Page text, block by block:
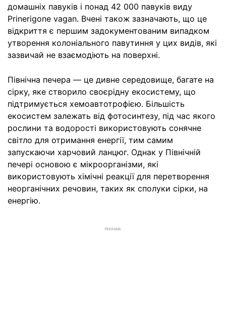
домашніх павуків і понад 42 000 павуків виду
Prinerigone vagan. Вчені також зазначають, що це
відкриття є першим задокументованим випадком
утворення колоніального павутиння у цих видів, які
зазвичай не взаємодіють на поверхні.
Північна печера — це дивне середовище, багате на
сірку, яке створило своєрідну екосистему, що
підтримується хемоавтотрофією. Більшість
екосистем залежать від фотосинтезу, під час якого
рослини та водорості використовують сонячне
світло для отримання енергії, тим самим
запускаючи харчовий ланцюг. Однак у Північній
печері основою є мікроорганізми, які
використовують хімічні реакції для перетворення
неорганічних речовин, таких як сполуки сірки, на
енергію.
РЕКЛАМА